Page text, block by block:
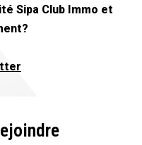
Sipa Club Immo et